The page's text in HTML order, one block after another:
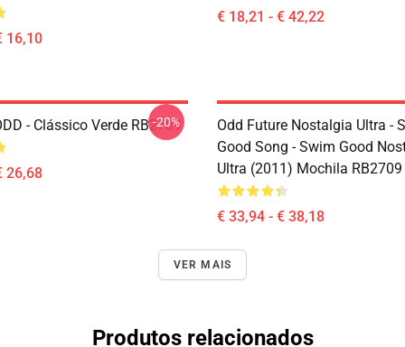
16,10
€ 18,21 - € 42,22
- Clássico Verde RB2709
26,68
-20%
Odd Future Nostalgia Ultra -
Good Song - Swim Good
Ultra (2011) Mochila RB2709
€ 33,94 - € 38,18
VER MAIS
Produtos relacionados